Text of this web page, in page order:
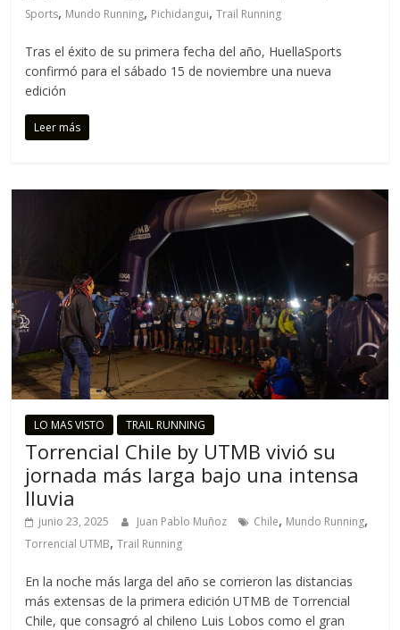
Sports, Mundo Running, Pichidangui,Trail Running
Tras el éxito de su primera fecha del año, HuellaSports
confirmó para el sábado 15 de noviembre una nueva
edición
Leer más
LO MAS VISTO TRAIL RUNNING
Torrencial Chile by UTMB vivió su
jornada más larga bajo una intensa
lluvia
junio 23, 2025 Juan Pablo Muñoz Chile, Mundo Running,
Torrencial UTMB,Trail Running
En la noche más larga del año se corrieron las distancias
más extensas de la primera edición UTMB de Torrencial
Chile, que consagró al chileno Luis Lobos como el gran